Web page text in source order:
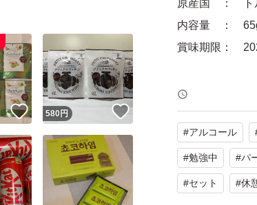
原産国 ： ト
内容量 ：
賞味期限：
配送方法：ゆう
※ 東京都内よ
郵便受けに配
※ 配送中に割
#アルコール
#勉強中 #パ
#セット #休
いいね！
580円 いいね！